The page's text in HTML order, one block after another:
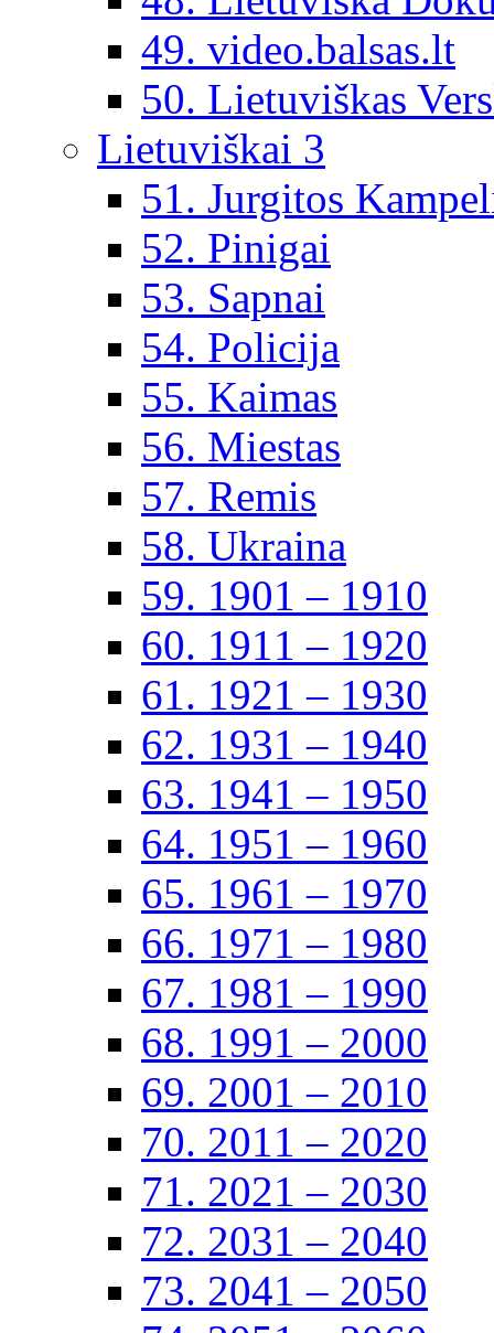
49. video.balsas.lt
50. Lietuviškas
Lietuviškai 3
51. Jurgitos
52. Pinigai
53. Sapnai
54. Policija
55. Kaimas
56. Miestas
57. Remis
58. Ukraina
59. 1901 – 1910
60. 1911 – 1920
61. 1921 – 1930
62. 1931 – 1940
63. 1941 – 1950
64. 1951 – 1960
65. 1961 – 1970
66. 1971 – 1980
67. 1981 – 1990
68. 1991 – 2000
69. 2001 – 2010
70. 2011 – 2020
71. 2021 – 2030
72. 2031 – 2040
73. 2041 – 2050